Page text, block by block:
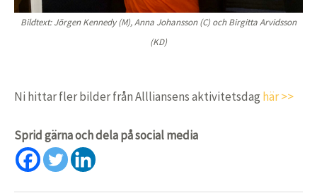
Bildtext: Jörgen Kennedy (M), Anna Johansson (C) och Birgitta Arvidsson
(KD)
Ni hittar fler bilder från Allliansens aktivitetsdag här >>
Sprid gärna och dela på social media